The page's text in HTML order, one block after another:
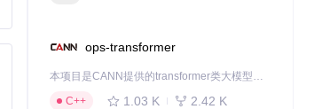
ops-transformer
本项目是CANN提供的transformer类大模型算子库，实现网络在NPU上加速计算。
C++
1.03 K 2.42 K